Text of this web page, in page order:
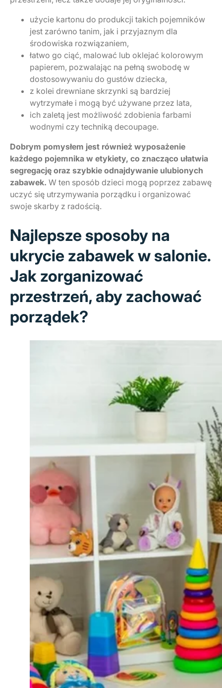
użycie kartonu do produkcji takich pojemników
jest zarówno tanim, jak i przyjaznym dla
środowiska rozwiązaniem,
łatwo go ciąć, malować lub oklejać kolorowym
papierem, pozwalając na pełną swobodę w
dostosowywaniu do gustów dziecka,
z kolei drewniane skrzynki są bardziej
wytrzymałe i mogą być używane przez lata,
ich zaletą jest możliwość zdobienia farbami
wodnymi czy techniką decoupage.
Dobrym pomysłem jest również wyposażenie
każdego pojemnika w etykiety, co znacząco ułatwia
segregację oraz szybkie odnajdywanie ulubionych
zabawek. W ten sposób dzieci mogą poprzez zabawę
uczyć się utrzymywania porządku i organizować
swoje skarby z radością.
Najlepsze sposoby na
ukrycie zabawek w salonie.
Jak zorganizować
przestrzeń, aby zachować
porządek?